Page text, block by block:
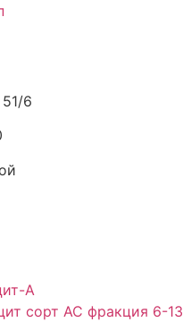
6
А
сорт АС фракция 6-13